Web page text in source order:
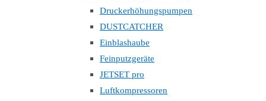
Druckerhöhungspumpen
DUSTCATCHER
Einblashaube
Feinputzgeräte
JETSET pro
Luftkompressoren